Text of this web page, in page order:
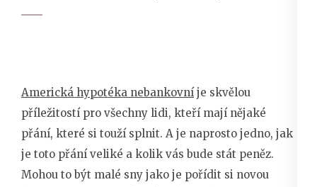
Americká hypotéka nebankovníje skvělou
příležitostí pro všechny lidi, kteří mají nějaké
přání, které si touží splnit. A je naprosto jedno, jak
je toto přání veliké a kolik vás bude stát peněz.
Mohou to být malé sny jako je pořídit si novou